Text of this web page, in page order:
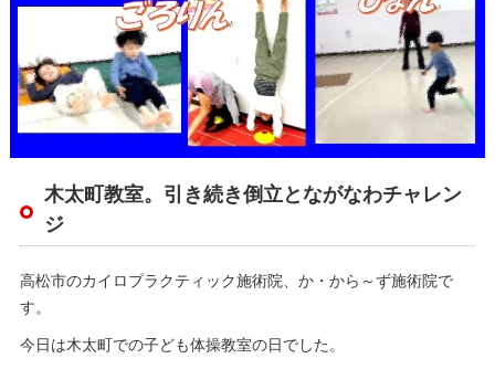
木太町教室。引き続き倒立とながなわチャレン
ジ
高松市のカイロプラクティック施術院、か・から～ず施術院で
す。
今日は木太町での子ども体操教室の日でした。